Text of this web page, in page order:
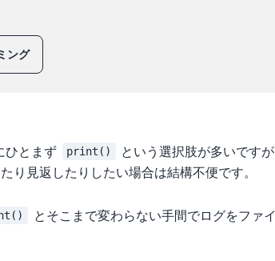
ング
ひとまず print()
という選択肢が多いです
り見返したりしたい場合は結構不便です。
とそこまで変わらない手間でログをファ